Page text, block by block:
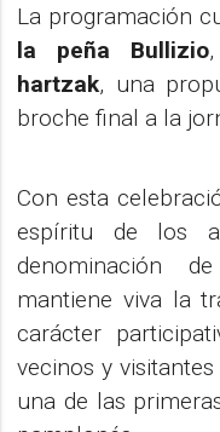
La programación
la peña Bullizio
hartzak, una
broche final a la
Con esta
espíritu de los
denominación
mantiene viva la
carácter
vecinos y
una de las